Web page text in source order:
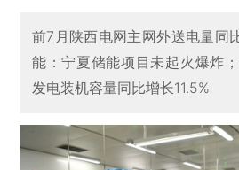
前7月陕西电网主网外送电量同
能：宁夏储能项目未起火爆炸
发电装机容量同比增长11.5%